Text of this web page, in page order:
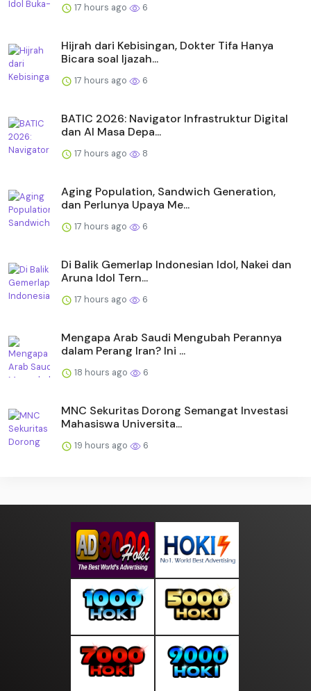
17 hours ago 6
Hijrah dari Kebisingan, Dokter Tifa Hanya
Bicara soal Ijazah...
17 hours ago 6
BATIC 2026: Navigator Infrastruktur Digital
dan AI Masa Depa...
17 hours ago 8
Aging Population, Sandwich Generation,
dan Perlunya Upaya Me...
17 hours ago 6
Di Balik Gemerlap Indonesian Idol, Nakei dan
Aruna Idol Tern...
17 hours ago 6
Mengapa Arab Saudi Mengubah Perannya
dalam Perang Iran? Ini ...
18 hours ago 6
MNC Sekuritas Dorong Semangat Investasi
Mahasiswa Universita...
19 hours ago 6